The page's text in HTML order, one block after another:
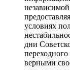
условиях
дни
верными